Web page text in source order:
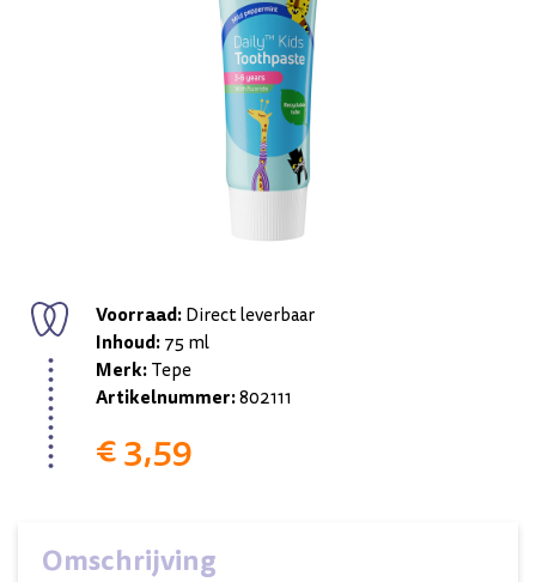
Voorraad:Direct leverbaar
Inhoud:75 ml
Merk:Tepe
Artikelnummer:802111
€ 3,59
Omschrijving